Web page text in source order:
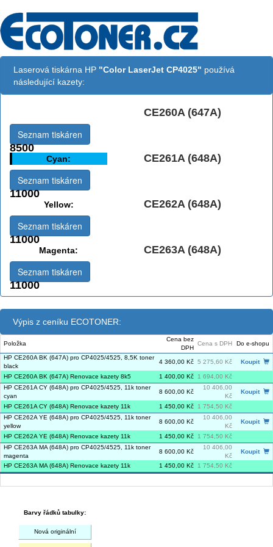
Laserová tiskárna HP "Color LaserJet CP4025" používá
následující kazety:
CE260A (647A)
8500
Seznam tiskáren
Cyan: CE261A (648A)
11000
Seznam tiskáren
Yellow: CE262A (648A)
11000
Seznam tiskáren
Magenta: CE263A (648A)
11000
Seznam tiskáren
Výpis z ceníku ECOTONER:
Položka
Cena bez
DPH
Cena s DPH Do e-shopu
HP CE260A BK (647A) pro CP4025/4525, 8,5K toner
black
4 360,00 Kč 5 275,60 Kč Koupit
HP CE260A BK (647A) Renovace kazety 8k5 1 400,00 Kč
1 694,00 Kč
HP CE261A CY (648A) pro CP4025/4525, 11k toner
cyan
8 600,00 Kč
10 406,00
Kč
Koupit
HP CE261A CY (648A) Renovace kazety 11k 1 450,00 Kč
1 754,50 Kč
HP CE262A YE (648A) pro CP4025/4525, 11k toner
yellow
8 600,00 Kč
10 406,00
Kč
Koupit
HP CE262A YE (648A) Renovace kazety 11k 1 450,00 Kč
1 754,50 Kč
HP CE263A MA (648A) pro CP4025/4525, 11k toner
magenta
8 600,00 Kč
10 406,00
Kč
Koupit
HP CE263A MA (648A) Renovace kazety 11k 1 450,00 Kč 1 754,50 Kč
Barvy řádků tabulky:
Nová originální